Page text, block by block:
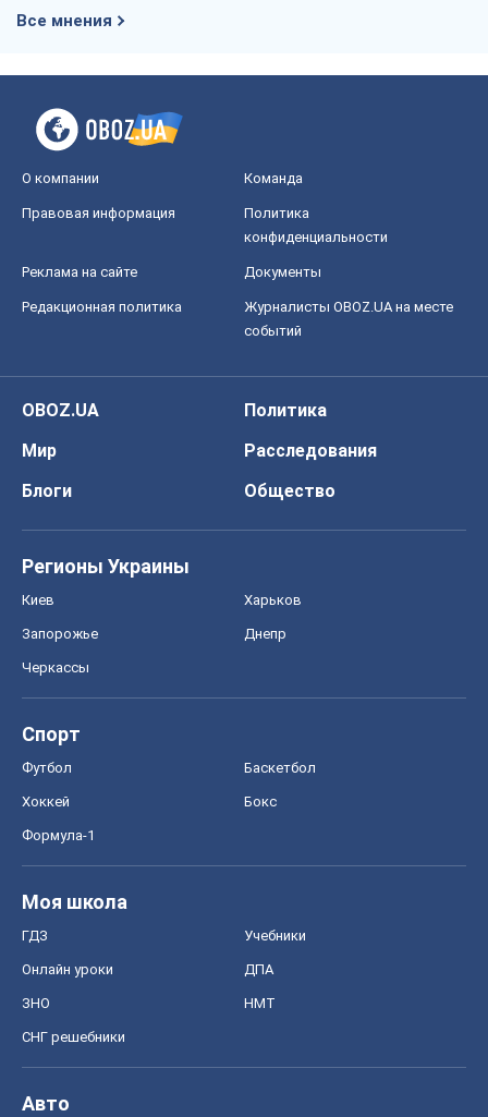
Все мнения
О компании Команда
Правовая информация
Политика
конфиденциальности
Реклама на сайте Документы
Редакционная политика
Журналисты OBOZ.UA на месте
событий
OBOZ.UA
Политика
Мир
Расследования
Блоги
Общество
Регионы Украины
Киев Харьков
Запорожье Днепр
Черкассы
Спорт
Футбол Баскетбол
Хоккей Бокс
Формула-1
Моя школа
ГДЗ Учебники
Онлайн уроки ДПА
ЗНО НМТ
СНГ решебники
Авто